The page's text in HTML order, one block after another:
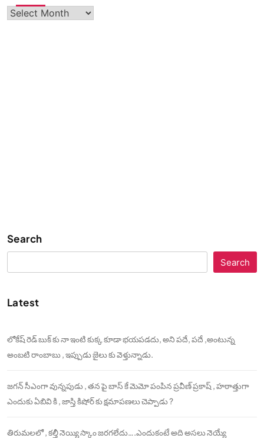
Archives
Search
Search
Latest
లోకేష్ రెడ్ బుక్ కు నా ఇంటి కుక్క కూడా భయపడదు, అని పదే, పదే ,అంటున్న
అంబటి రాంబాబు , ఇప్పుడు జైలు కు వెళ్తున్నాడు.
జగన్ సీఎంగా వున్నపుడు , తన పై బాస్ కే మెమో పంపిన ప్రవీణ్ ప్రకాష్ , హఠాత్తుగా
ఎందుకు ఏబివి కి , జాస్తి కిషోర్ కు క్షమాపణలు చెప్పాడు ?
తిరుమలలో , కల్తీ నెయ్యి స్కాం జరగలేదు….ఎందుకంటే అది అసలు నెయ్యే